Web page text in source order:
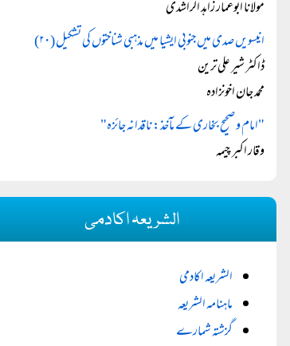
مولانا ابوعمار زاہد الراشدی
انیسویں صدی میں جنوبی ایشیا میں مذہبی شناختوں کی تشکیل (۲۰)
ڈاکٹر شیر علی ترین
محمد جان اخونزادہ
"امام و صحیح بخاری کے مآخذ: ناقدانہ جائزہ"
وقار اکبر چیمہ
الشریعہ اکادمی
الشریعہ اکادمی
ماہنامہ الشریعہ
گزشتہ شمارے